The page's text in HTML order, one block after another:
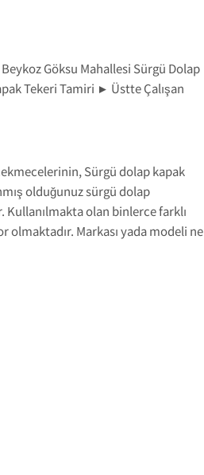
Göksu Mahallesi Sürgü Dolap
Tekeri Tamiri ► Üstte Çalışan
Sürgü dolap kapak
olduğunuz sürgü dolap
Kullanılmakta olan binlerce farklı
olmaktadır. Markası yada modeli ne